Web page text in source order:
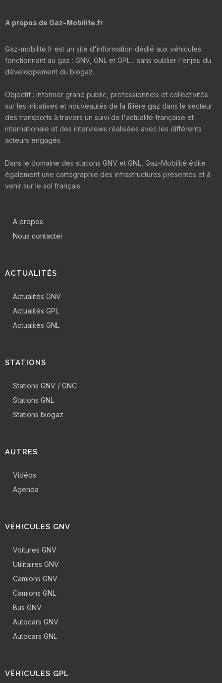
A propos de Gaz-Mobilite.fr
Gaz-mobilite.fr est un site d'information dédié aux véhicules
fonctionnant au gaz : GNV, GNL et GPL... sans oublier l'enjeu du
développement du biogaz.
Objectif : informer grand public, professionnels et collectivités
sur les initiatives et nouveautés de la filière gaz dans le secteur
des transports à travers un suivi de l'actualité française et
internationale et des interviews réalisées avec les différents
acteurs engagés.
Dans le domaine des stations GNV et GNL, Gaz-Mobilité édite
également une cartographie des infrastructures présentes et à
venir sur le sol français.
A propos
Nous contacter
ACTUALITÉS
Actualités GNV
Actualités GPL
Actualités GNL
STATIONS
Stations GNV / GNC
Stations GNL
Stations biogaz
AUTRES
Vidéos
Agenda
VÉHICULES GNV
Voitures GNV
Utilitaires GNV
Camions GNV
Camions GNL
Bus GNV
Autocars GNV
Autocars GNL
VÉHICULES GPL